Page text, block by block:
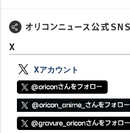
X
Xアカウント